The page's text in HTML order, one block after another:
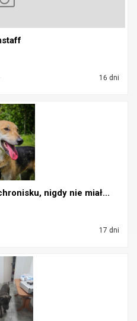
16 dni
nigdy nie miał...
17 dni